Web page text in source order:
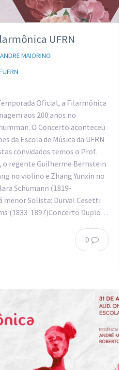
UFRN
MAIORINO
Oficial, a Filarmônica
aos 200 anos no
O Concerto aconteceu
da Escola de Música da UFRN
convidados temos o Prof.
o regente Guilherme Bernstein
no violino e Zhang Yunxin no
Schumann (1819-
menor Solista: Durval Cesetti
(1833-1897)Concerto Duplo…
0